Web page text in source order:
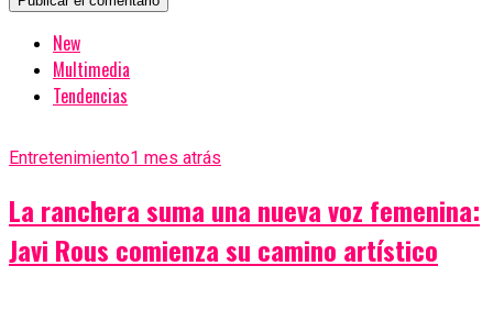
New
Multimedia
Tendencias
Entretenimiento1 mes atrás
La ranchera suma una nueva voz femenina:
Javi Rous comienza su camino artístico